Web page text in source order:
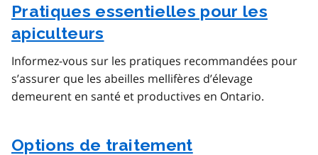
Pratiques essentielles pour les
apiculteurs
Informez-vous sur les pratiques recommandées pour
s’assurer que les abeilles mellifères d’élevage
demeurent en santé et productives en Ontario.
Options de traitement